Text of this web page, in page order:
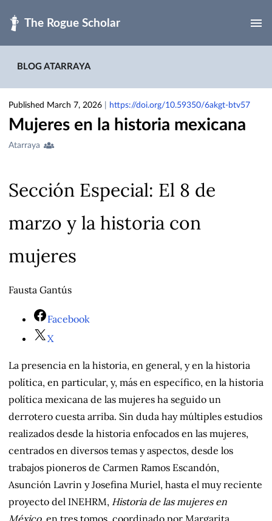
BLOG ATARRAYA
Published March 7, 2026 https://doi.org/10.59350/6akgt-btv57
Mujeres en la historia mexicana
Creators
Atarraya
Sección Especial: El 8 de
marzo y la historia con
mujeres
Fausta Gantús
Facebook
X
La presencia en la historia, en general, y en la historia
política, en particular, y, más en específico, en la historia
política mexicana de las mujeres ha seguido un
derrotero cuesta arriba. Sin duda hay múltiples estudios
realizados desde la historia enfocados en las mujeres,
centrados en diversos temas y aspectos, desde los
trabajos pioneros de Carmen Ramos Escandón,
Asunción Lavrin y Josefina Muriel, hasta el muy reciente
proyecto del INEHRM, Historia de las mujeres en
México, en tres tomos, coordinado por Margarita